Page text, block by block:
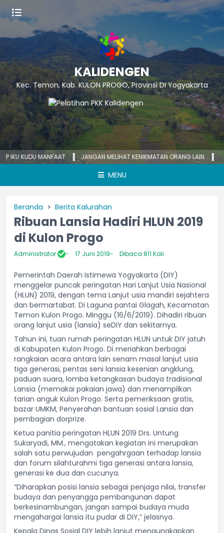
KALIDENGEN
Kec. Temon, Kab. KULON PROGO, Provinsi DI Yogyakarta
KUDU MANFAAT JANGAN MELIHAT KENIKMATAN ORANG LAIN
MENU
Beranda Berita Kalurahan
Ribuan Lansia Hadiri HLUN 2019
di Kulon Progo
Administrator 17 Juni 2019 Dibaca 811 Kali
Pemerintah Daerah Istimewa Yogyakarta (DIY)
menggelar puncak peringatan Hari Lanjut Usia Nasional
(HLUN) 2019, dengan tema Lanjut usia mandiri sejahtera
dan bermartabat. Di Laguna pantai Glagah, Kecamatan
Temon Kulon Progo. Minggu (16/6/2019). Dihadiri ribuan
orang lanjut usia (lansia) seDIY dan sekitarnya.
Tahun ini, tuan rumah peringatan HLUN untuk DIY jatuh
di Kabupaten Kulon Progo. Di meriahkan berbagai
rangkaian acara antara lain senam masal lanjut usia
tiga generasi, pentas seni lansia kesenian angklung,
paduan suara, lomba ketangkasan budaya tradisional
Lansia (memakai pakaian jawa) dan menampilkan
tarian anguk Kulon Progo. Serta pemeriksaan gratis,
bazar UMKM, Penyerahan bantuan sosial Lansia dan
pembagian dorprize.
Ketua panitia peringatan HLUN 2019 Drs. Untung
Sukaryadi, MM., mengatakan kegiatan ini merupakan
salah satu perwujudan pengahrgaan terhadap lansia
dan forum silahturahmi tiga generasi antara lansia,
generasi ke dua dan cucunya.
“Diharapkan posisi lansia sebagai penjaga nilai, transfer
budaya dan penyangga pembangunan dapat
berkesinambungan, jangan sampai budaya muda
mengahargai lansia itu pudar di DIY,” jelasnya.
Kepala Dinas Sosial DIY lebih lanjut mengungkapkan